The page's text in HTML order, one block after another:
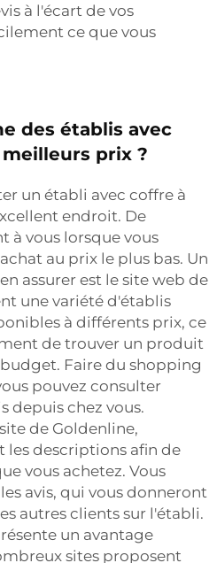
à l'écart de vos
ce que vous
des établis avec
prix ?
un établi avec coffre à
endroit. De
à vous lorsque vous
au prix le plus bas. Un
assurer est le site web de
une variété d'établis
à différents prix, ce
de trouver un produit
Faire du shopping
pouvez consulter
depuis chez vous.
de Goldenline,
les descriptions afin de
vous achetez. Vous
avis, qui vous donneront
autres clients sur l'établi.
un avantage
sites proposent